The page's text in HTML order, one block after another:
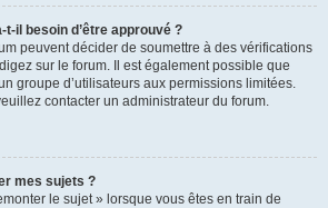
t-il besoin d’être approuvé ?
peuvent décider de soumettre à des vérifications
sur le forum. Il est également possible que
groupe d’utilisateurs aux permissions limitées.
contacter un administrateur du forum.
mes sujets ?
le sujet » lorsque vous êtes en train de